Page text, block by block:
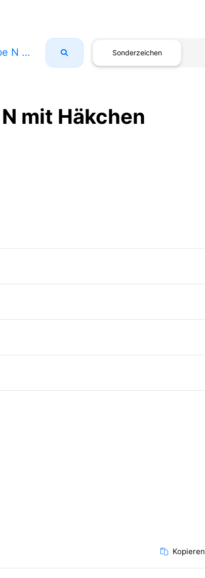
Sonderzeichen
mit Häkchen
Kopieren